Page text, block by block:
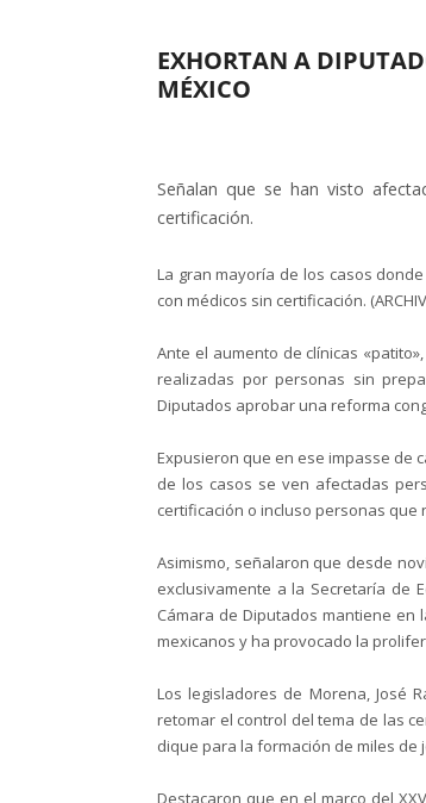
EXHORTAN A
MÉXICO
Señalan que se han visto
certificación.
La gran mayoría de los casos
con médicos sin certificación.
Ante el aumento de clínicas
realizadas por personas sin
Diputados aprobar una reforma
Expusieron que en ese impasse de
de los casos se ven afectadas
certificación o incluso personas que
Asimismo, señalaron que desde
exclusivamente a la Secretaría de
Cámara de Diputados mantiene en
mexicanos y ha provocado la
Los legisladores de Morena, José
retomar el control del tema de las
dique para la formación de miles de
Destacaron que en el marco del